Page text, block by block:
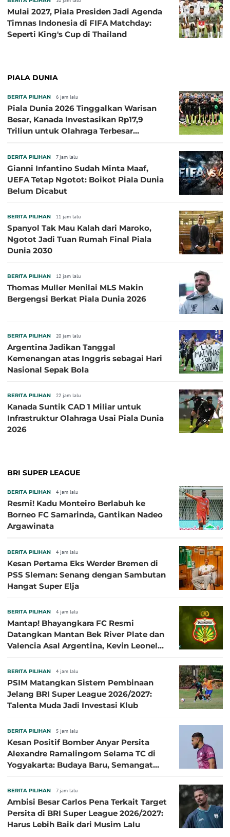
Mulai 2027, Piala Presiden Jadi Agenda
Timnas Indonesia di FIFA Matchday:
Seperti King's Cup di Thailand
PIALA DUNIA
BERITA PILIHAN 6 jam lalu
Piala Dunia 2026 Tinggalkan Warisan
Besar, Kanada Investasikan Rp17,9
Triliun untuk Olahraga Terbesar
BERITA PILIHAN 7 jam lalu
Gianni Infantino Sudah Minta Maaf,
UEFA Tetap Ngotot: Boikot Piala Dunia
Belum Dicabut
BERITA PILIHAN 11 jam lalu
Spanyol Tak Mau Kalah dari Maroko,
Ngotot Jadi Tuan Rumah Final Piala
Dunia 2030
BERITA PILIHAN 12 jam lalu
Thomas Muller Menilai MLS Makin
Bergengsi Berkat Piala Dunia 2026
BERITA PILIHAN 20 jam lalu
Argentina Jadikan Tanggal
Kemenangan atas Inggris sebagai Hari
Nasional Sepak Bola
BERITA PILIHAN 22 jam lalu
Kanada Suntik CAD 1 Miliar untuk
Infrastruktur Olahraga Usai Piala Dunia
2026
BRI SUPER LEAGUE
BERITA PILIHAN 4 jam lalu
Resmi! Kadu Monteiro Berlabuh ke
Borneo FC Samarinda, Gantikan Nadeo
Argawinata
BERITA PILIHAN 4 jam lalu
Kesan Pertama Eks Werder Bremen di
PSS Sleman: Senang dengan Sambutan
Hangat Super Elja
BERITA PILIHAN 4 jam lalu
Mantap! Bhayangkara FC Resmi
Datangkan Mantan Bek River Plate dan
Valencia Asal Argentina, Kevin Leonel
BERITA PILIHAN 4 jam lalu
PSIM Matangkan Sistem Pembinaan
Jelang BRI Super League 2026/2027:
Talenta Muda Jadi Investasi Klub
BERITA PILIHAN 5 jam lalu
Kesan Positif Bomber Anyar Persita
Alexandre Ramalingom Selama TC di
Yogyakarta: Budaya Baru, Semangat
BERITA PILIHAN 7 jam lalu
Ambisi Besar Carlos Pena Terkait Target
Persita di BRI Super League 2026/2027:
Harus Lebih Baik dari Musim Lalu